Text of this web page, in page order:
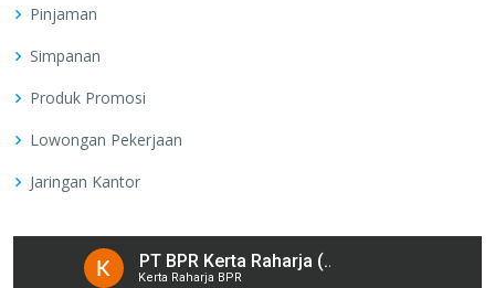
Pinjaman
Simpanan
Produk Promosi
Lowongan Pekerjaan
Jaringan Kantor